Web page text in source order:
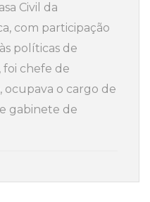
Civil da
com participação
políticas de
foi chefe de
o cargo de
gabinete de